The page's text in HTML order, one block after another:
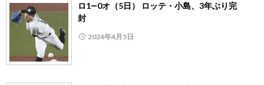
ロ1―0オ（5日） ロッテ・小島、3年ぶり完
封
2024年4月5日